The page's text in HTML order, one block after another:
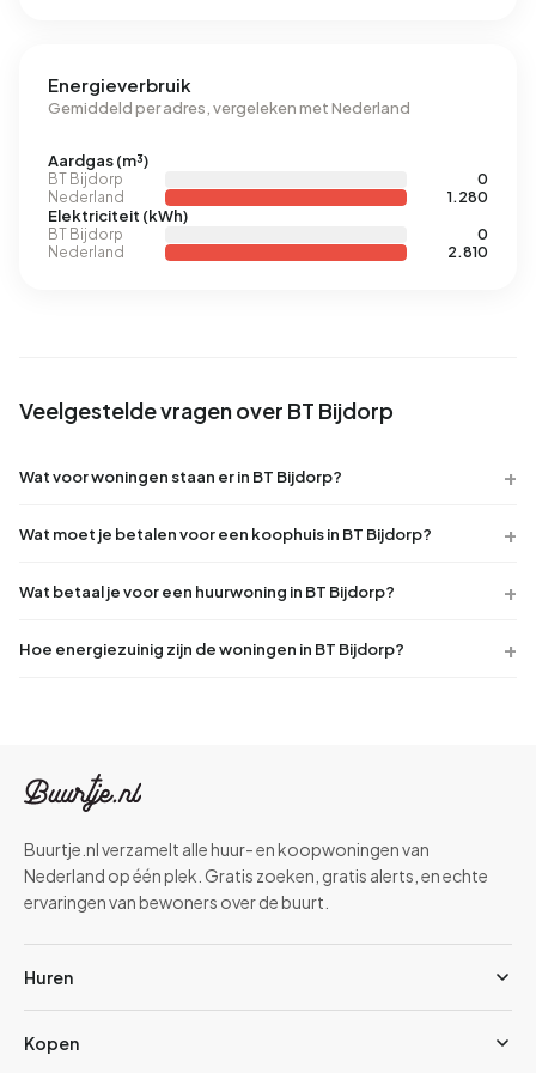
Energieverbruik
Gemiddeld per adres, vergeleken met Nederland
Aardgas (m³)
BT Bijdorp
0
Nederland
1.280
Elektriciteit (kWh)
BT Bijdorp
0
Nederland
2.810
Veelgestelde vragen over BT Bijdorp
Wat voor woningen staan er in BT Bijdorp?
Wat moet je betalen voor een koophuis in BT Bijdorp?
Wat betaal je voor een huurwoning in BT Bijdorp?
Hoe energiezuinig zijn de woningen in BT Bijdorp?
Buurtje.nl verzamelt alle huur- en koopwoningen van
Nederland op één plek. Gratis zoeken, gratis alerts, en echte
ervaringen van bewoners over de buurt.
Huren
Kopen